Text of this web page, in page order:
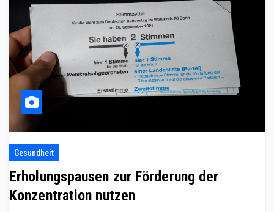
Gesundheit
Erholungspausen zur Förderung der
Konzentration nutzen